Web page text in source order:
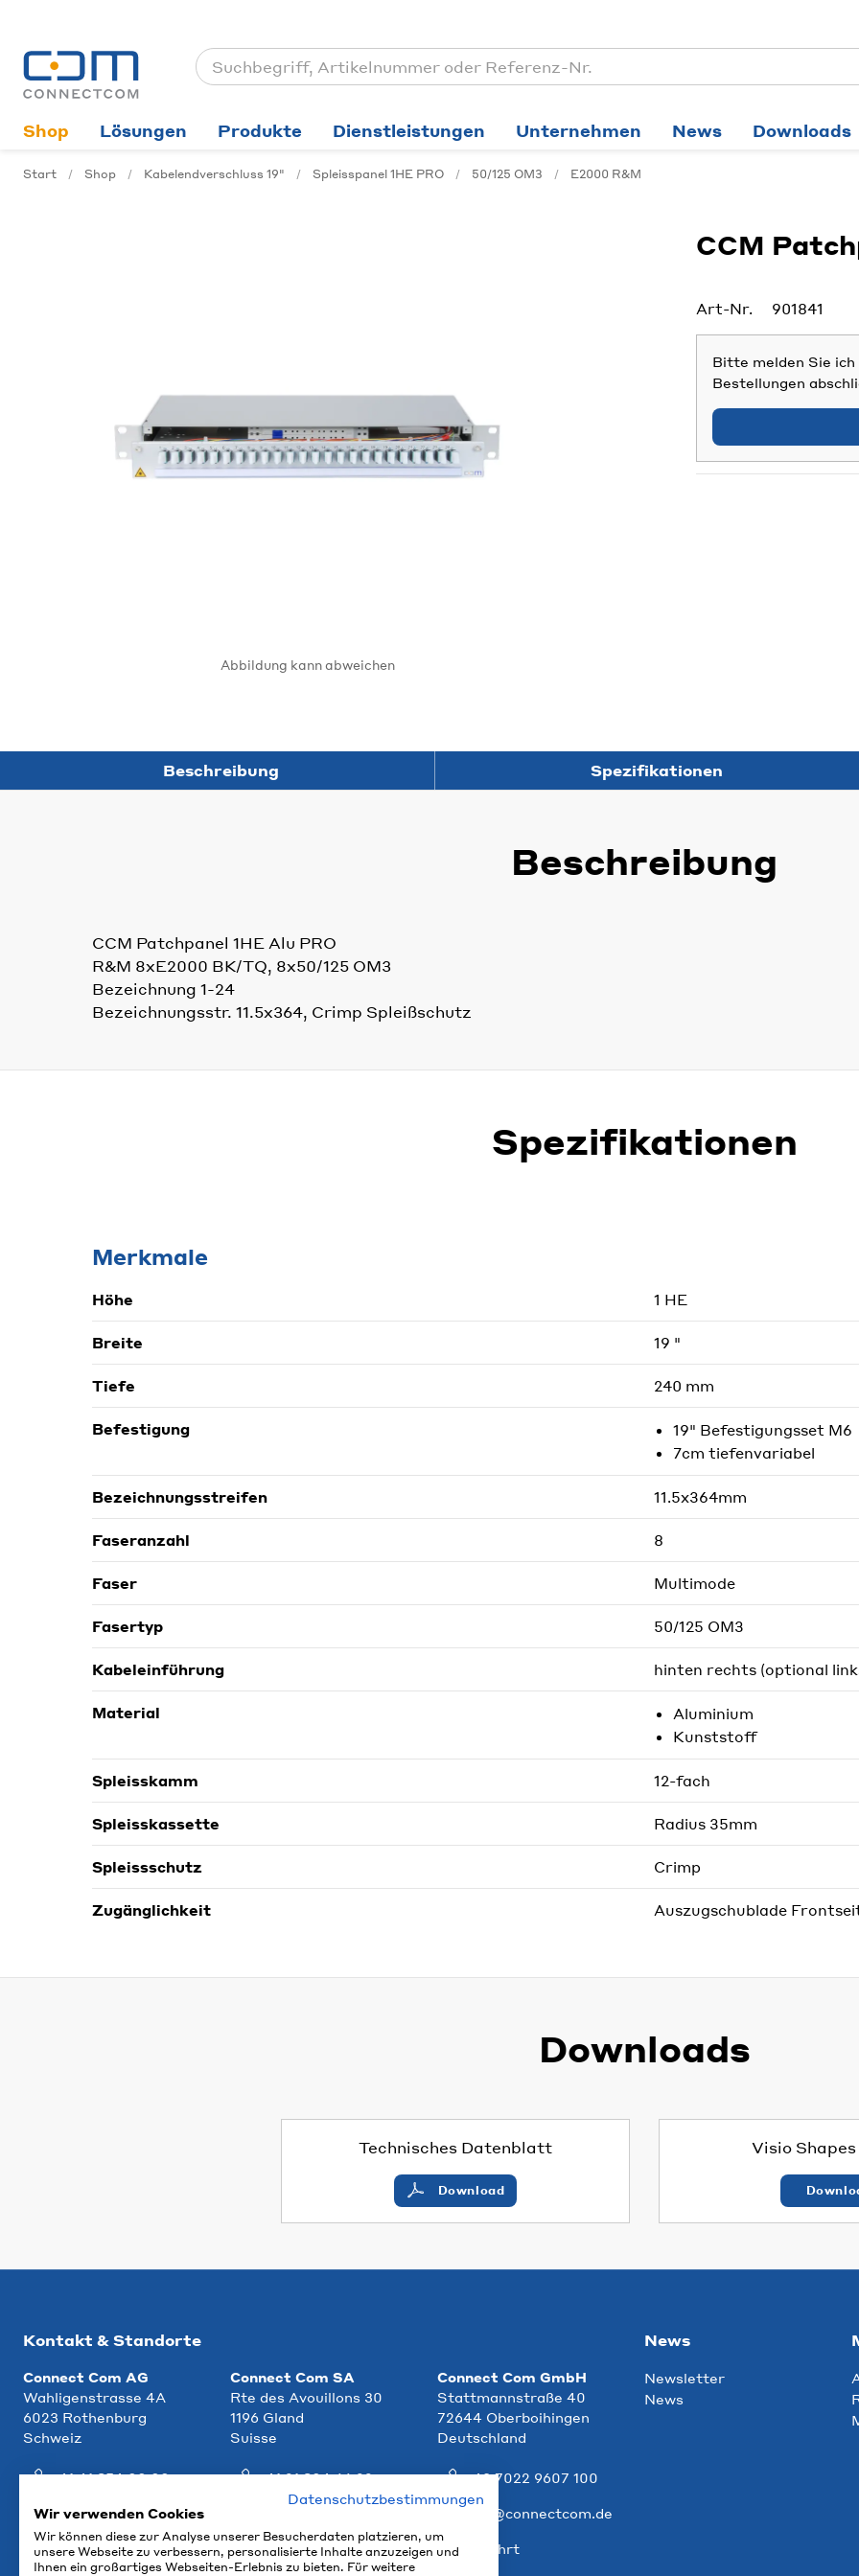
Shop Lösungen Produkte Dienstleistungen Unternehmen News Downloads
Start Shop Kabelendverschluss 19" Spleisspanel 1HE PRO 50/125 OM3 E2000 R&M
Abbildung kann abweichen
CCM
Bitte melden Sie ich
Bestellungen
Art-Nr. 901841
Beschreibung Spezifikationen
Beschreibung
CCM Patchpanel 1HE Alu PRO
R&M 8xE2000 BK/TQ, 8x50/125 OM3
Bezeichnung 1-24
Bezeichnungsstr. 11.5x364, Crimp Spleißschutz
Spezifikationen
Merkmale
Höhe 1 HE
Breite 19 "
Tiefe 240 mm
Befestigung
19" Befestigungsset M6
7cm tiefenvariabel
Bezeichnungsstreifen 11.5x364mm
Faseranzahl 8
Faser Multimode
Fasertyp 50/125 OM3
Kabeleinführung hinten rechts (optional
Material
Aluminium
Kunststoff
Spleisskamm 12-fach
Spleisskassette Radius 35mm
Spleissschutz Crimp
Zugänglichkeit Auszugschublade
Downloads
Technisches Datenblatt
Download
Visio Shapes
Kontakt & Standorte
Connect Com AG
Wahligenstrasse 4A
6023 Rothenburg
Schweiz
+41 41 854 00 00
info@ccm.ch
Anfahrt
Connect Com SA
Rte des Avouillons 30
1196 Gland
Suisse
+41 21 804 66 22
Anfahrt
Connect Com GmbH
Stattmannstraße 40
72644 Oberboihingen
Deutschland
+49 7022 9607 100
info@connectcom.de
Anfahrt
News
Newsletter
News
Datenschutzbestimmungen
Wir verwenden Cookies
Wir können diese zur Analyse unserer Besucherdaten platzieren, um
unsere Webseite zu verbessern, personalisierte Inhalte anzuzeigen und
Ihnen ein großartiges Webseiten-Erlebnis zu bieten. Für weitere